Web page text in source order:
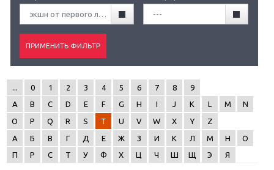
экшн от первого лица (FPA) ---
0 1 2 3 4 5 6 7 8
9
A
B C D E F G H I J K L M
N
O
P Q R S T U V W X Y
Z
А
Б В Г Д Е Ж З И К Л М Н
О
П
Р С Т У Ф Х Ц Ч Ш Щ Э Я